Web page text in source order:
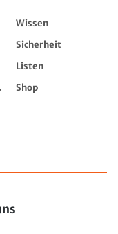
Wissen
Sicherheit
Listen
Shop